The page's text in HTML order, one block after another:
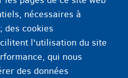
.
nécessaires à
des cookies
l'utilisation du site
qui nous
des données